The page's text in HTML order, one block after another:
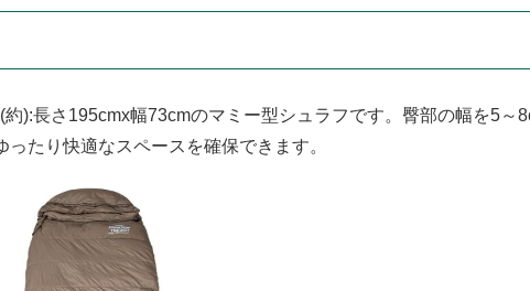
):長さ195cmx幅73cmのマミー型シュラフです。臀部の幅を5～
たり快適なスペースを確保できます。